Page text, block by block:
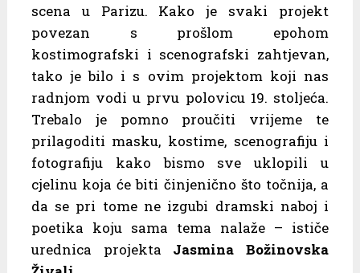
scena u Parizu. Kako je svaki projekt
povezan s prošlom epohom
kostimografski i scenografski zahtjevan,
tako je bilo i s ovim projektom koji nas
radnjom vodi u prvu polovicu 19. stoljeća.
Trebalo je pomno proučiti vrijeme te
prilagoditi masku, kostime, scenografiju i
fotografiju kako bismo sve uklopili u
cjelinu koja će biti činjenično što točnija, a
da se pri tome ne izgubi dramski naboj i
poetika koju sama tema nalaže – ističe
urednica projekta Jasmina Božinovska